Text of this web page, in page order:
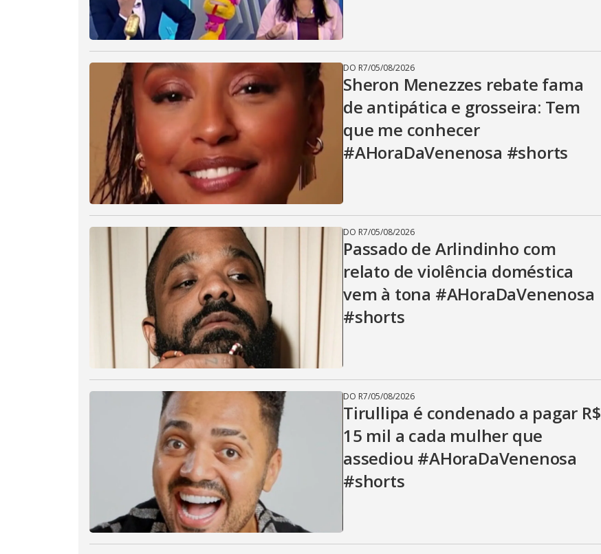
DO R7/05/08/2026
Sheron Menezzes rebate fama
de antipática e grosseira: Tem
que me conhecer
#AHoraDaVenenosa #shorts
DO R7/05/08/2026
Passado de Arlindinho com
relato de violência doméstica
vem à tona #AHoraDaVenenosa
#shorts
DO R7/05/08/2026
Tirullipa é condenado a pagar R$
15 mil a cada mulher que
assediou #AHoraDaVenenosa
#shorts